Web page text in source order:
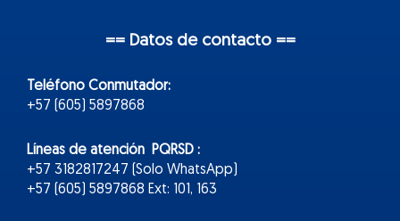
== Datos de contacto ==
Teléfono Conmutador:
+57 (605) 5897868
Líneas de atención PQRSD :
+57 3182817247 (Solo WhatsApp)
+57 (605) 5897868 Ext: 101, 163